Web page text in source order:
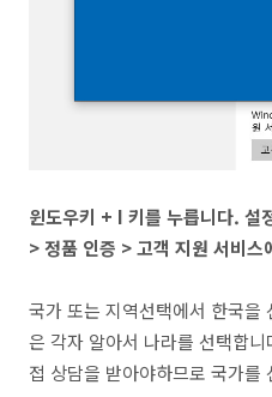
윈도우키 + I 키를 누릅니다. 설
> 정품 인증 > 고객 지원 서비스
국가 또는 지역선택에서 한국을
은 각자 알아서 나라를 선택합
접 상담을 받아야하므로 국가를